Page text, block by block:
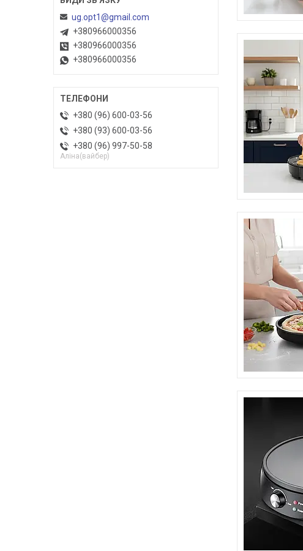
ug.opt1@gmail.com
+380966000356
+380966000356
+380966000356
+380 (96) 600-03-56
+380 (93) 600-03-56
+380 (96) 997-50-58
Алiна(вайбер)